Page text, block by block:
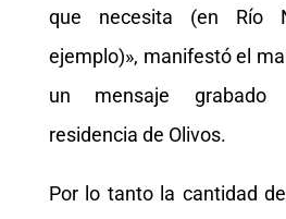
que necesita (en Río
ejemplo)», manifestó el
un mensaje
residencia de Olivos.
Por lo tanto la cantidad